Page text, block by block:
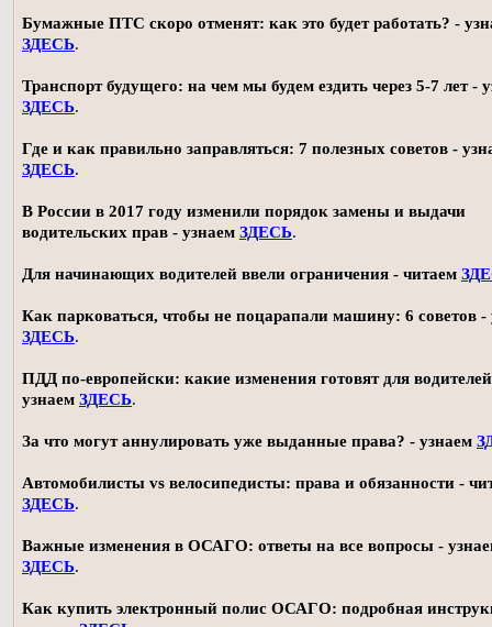
Бумажные ПТС скоро отменят: как это будет работать? -
ЗДЕСЬ.
Транспорт будущего: на чем мы будем ездить через 5-7 лет -
ЗДЕСЬ.
Где и как правильно заправляться: 7 полезных советов -
ЗДЕСЬ.
В России в 2017 году изменили порядок замены и выдачи
водительских прав - узнаем ЗДЕСЬ.
Для начинающих водителей ввели ограничения - читаем
Как парковаться, чтобы не поцарапали машину: 6 советов -
ЗДЕСЬ.
ПДД по-европейски: какие изменения готовят для
узнаем ЗДЕСЬ.
За что могут аннулировать уже выданные права? - узнаем
Автомобилисты vs велосипедисты: права и обязанности -
ЗДЕСЬ.
Важные изменения в ОСАГО: ответы на все вопросы -
ЗДЕСЬ.
Как купить электронный полис ОСАГО: подробная